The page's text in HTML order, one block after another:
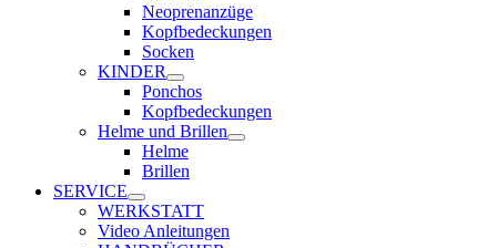
Neoprenanzüge
Kopfbedeckungen
Socken
KINDER
Ponchos
Kopfbedeckungen
Helme und Brillen
Helme
Brillen
SERVICE
WERKSTATT
Video Anleitungen